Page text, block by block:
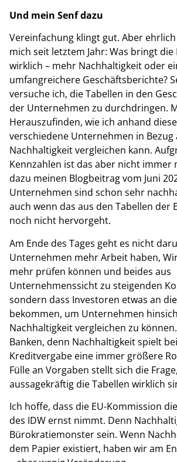
Und mein Senf dazu
Vereinfachung klingt gut. Aber
mich seit letztem Jahr: Was bringt die
wirklich – mehr Nachhaltigkeit oder
umfangreichere Geschäftsberichte?
versuche ich, die Tabellen in den
der Unternehmen zu durchdringen.
Herauszufinden, wie ich anhand
verschiedene Unternehmen in Bezug
Nachhaltigkeit vergleichen kann.
Kennzahlen ist das aber nicht immer
dazu meinen Blogbeitrag vom Juni
Unternehmen sind schon sehr
auch wenn das aus den Tabellen der
noch nicht hervorgeht.
Am Ende des Tages geht es nicht
Unternehmen mehr Arbeit haben,
mehr prüfen können und beides aus
Unternehmenssicht zu steigenden
sondern dass Investoren etwas an
bekommen, um Unternehmen
Nachhaltigkeit vergleichen zu
Banken, denn Nachhaltigkeit spielt
Kreditvergabe eine immer größere
Fülle an Vorgaben stellt sich die
aussagekräftig die Tabellen wirklich
Ich hoffe, dass die EU-Kommission
des IDW ernst nimmt. Denn
Bürokratiemonster sein. Wenn
dem Papier existiert, haben wir am